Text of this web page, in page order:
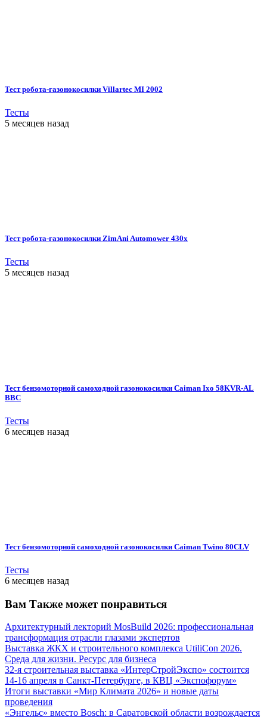
Тест робота-газонокосилки Villartec MI 2002
Тесты
5 месяцев назад
Тест робота-газонокосилки ZimAni Automower 430х
Тесты
5 месяцев назад
Тест бензомоторной самоходной газонокосилки Caiman Ixo 58KVR-AL
BBC
Тесты
6 месяцев назад
Тест бензомоторной самоходной газонокосилки Caiman Twino 80CLV
Тесты
6 месяцев назад
Вам Также может понравиться
Архитектурный лекторий MosBuild 2026: профессиональная
трансформация отрасли глазами экспертов
Выставка ЖКХ и строительного комплекса UtiliCon 2026.
Среда для жизни. Ресурс для бизнеса
32-я строительная выставка «ИнтерСтройЭкспо» состоится
14-16 апреля в Санкт-Петербурге, в КВЦ «Экспофорум»
Итоги выставки «Мир Климата 2026» и новые даты
проведения
«Энгельс» вместо Bosch: в Саратовской области возрождается